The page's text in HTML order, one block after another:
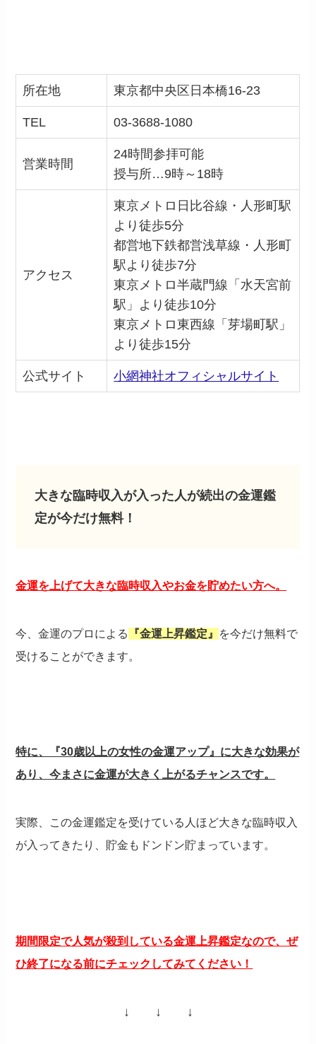
所在地 東京都中央区日本橋16-23
TEL 03-3688-1080
営業時間
24時間参拝可能
授与所…9時～ 18時
アクセス
東京メトロ日比谷線・人形町駅
より徒歩5分
都営地下鉄都営浅草線・人形町
駅より徒歩7分
東京メトロ半蔵門線「水天宮前
駅」より徒歩10分
東京メトロ東西線「芽場町駅」
より徒歩15分
公式サイト 小網神社オフィシャルサイト
大きな臨時収入が入った人が続出の金運鑑
定が今だけ無料！
金運を上げて大きな臨時収入やお金を貯めたい方へ。
今、金運のプロによる 『金運上昇鑑定』 を今だけ無料で
受けることができます。
特に、『30歳以上の女性の金運アップ』に大きな効果が
あり、今まさに金運が大きく上がるチャンスです。
実際、この金運鑑定を受けている人ほど大きな臨時収入
が入ってきたり、貯金もドンドン貯まっています。
期間限定で人気が殺到している金運上昇鑑定なので、ぜ
ひ終了になる前にチェックしてみてください！
↓ ↓ ↓